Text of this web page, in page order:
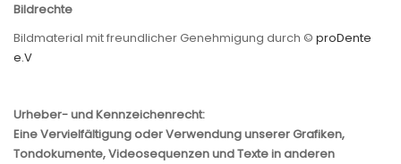
Bildrechte
Bildmaterial mit freundlicher Genehmigung durch © proDente
e.V
Urheber- und Kennzeichenrecht:
Eine Vervielfältigung oder Verwendung unserer Grafiken,
Tondokumente, Videosequenzen und Texte in anderen